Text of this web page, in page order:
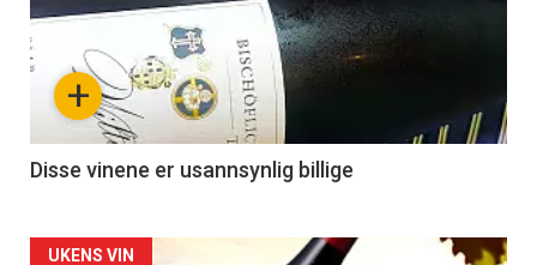
akkurat
nå
3
+
Disse vinene er usannsynlig billige
UKENS VIN